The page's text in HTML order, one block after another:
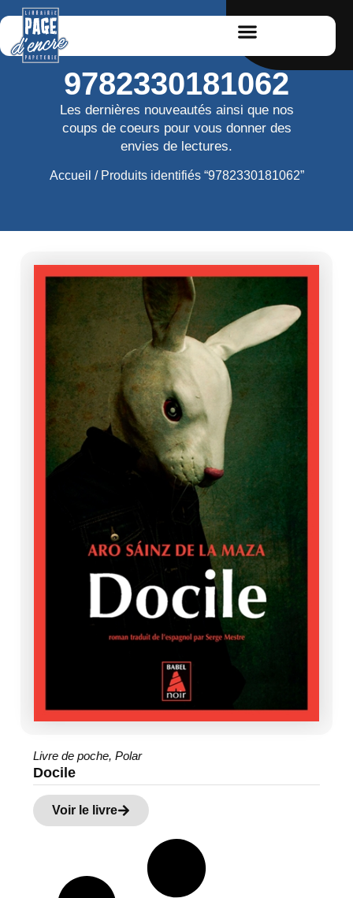
9782330181062
Les dernières nouveautés ainsi que nos
coups de coeurs pour vous donner des
envies de lectures.
Accueil / Produits identifiés “9782330181062”
Livre de poche, Polar
Docile
Voir le livre